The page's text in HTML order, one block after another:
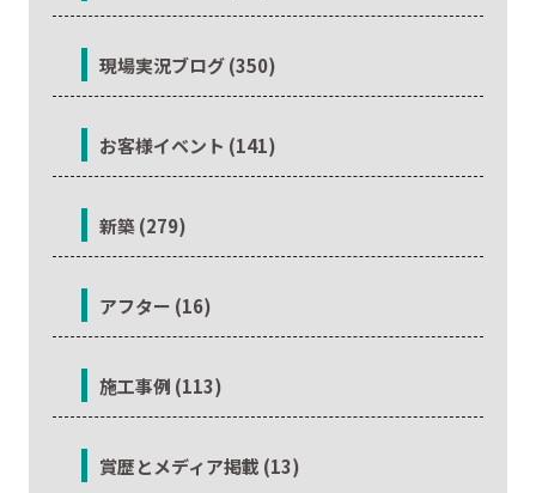
現場実況ブログ (350)
お客様イベント (141)
新築 (279)
アフター (16)
施工事例 (113)
賞歴とメディア掲載 (13)